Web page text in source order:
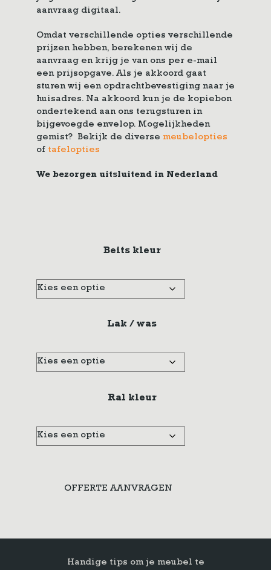
aanvraag digitaal.
Omdat verschillende opties verschillende
prijzen hebben, berekenen wij de
aanvraag en krijg je van ons per e-mail
een prijsopgave. Als je akkoord gaat
sturen wij een opdrachtbevestiging naar je
huisadres. Na akkoord kun je de kopiebon
ondertekend aan ons terugsturen in
bijgevoegde envelop. Mogelijkheden
gemist? Bekijk de diverse meubelopties
of tafelopties
We bezorgen uitsluitend in Nederland
Beits kleur
Lak / was
Ral kleur
OFFERTE AANVRAGEN
Handige tips om je meubel te